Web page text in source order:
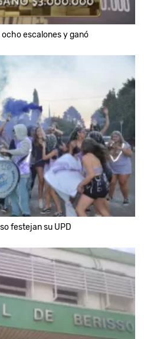
escalones y ganó
festejan su UPD